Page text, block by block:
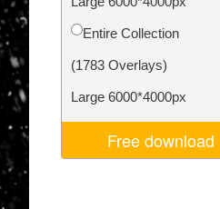
Video Editing Services
Entire Collection
(1783 Overlays)
Large 6000*4000px
Free download